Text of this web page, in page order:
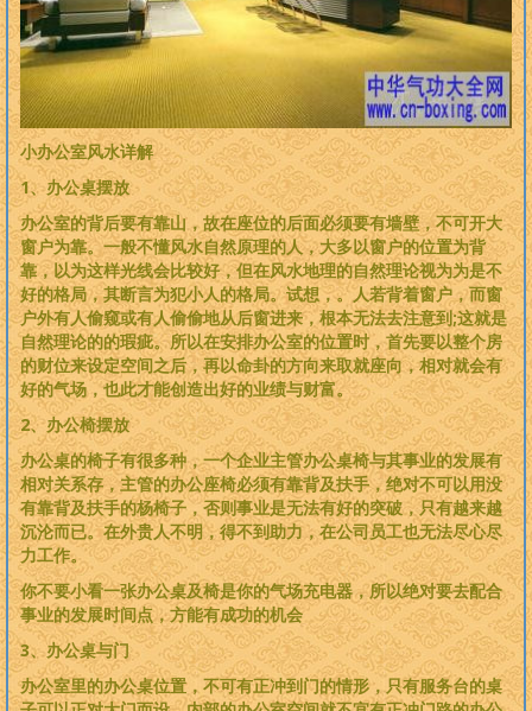
小办公室风水详解
1、办公桌摆放
办公室的背后要有靠山，故在座位的后面必须要有墙壁，不可开大
窗户为靠。一般不懂风水自然原理的人，大多以窗户的位置为背
靠，以为这样光线会比较好，但在风水地理的自然理论视为为是不
好的格局，其断言为犯小人的格局。试想，。人若背着窗户，而窗
户外有人偷窥或有人偷偷地从后窗进来，根本无法去注意到;这就是
自然理论的的瑕疵。所以在安排办公室的位置时，首先要以整个房
的财位来设定空间之后，再以命卦的方向来取就座向，相对就会有
好的气场，也此才能创造出好的业绩与财富。
2、办公椅摆放
办公桌的椅子有很多种，一个企业主管办公桌椅与其事业的发展有
相对关系存，主管的办公座椅必须有靠背及扶手，绝对不可以用没
有靠背及扶手的杨椅子，否则事业是无法有好的突破，只有越来越
沉沦而已。在外贵人不明，得不到助力，在公司员工也无法尽心尽
力工作。
你不要小看一张办公桌及椅是你的气场充电器，所以绝对要去配合
事业的发展时间点，方能有成功的机会
3、办公桌与门
办公室里的办公桌位置，不可有正冲到门的情形，只有服务台的桌